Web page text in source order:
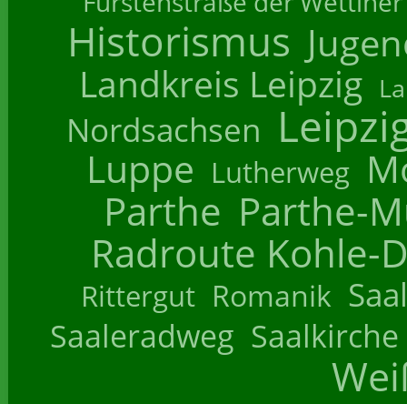
Historismus
Landkreis Leipzig
Nordsachsen
Luppe Lutherweg
Parthe Parthe-
Radroute Kohle-
Rittergut Romanik
Saaleradweg Saalkirche